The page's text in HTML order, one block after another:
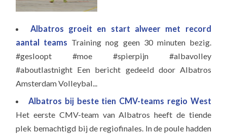
Albatros groeit en start alweer met record
aantal teams Training nog geen 30 minuten bezig.
#gesloopt #moe #spierpijn #albavolley
#aboutlastnight Een bericht gedeeld door Albatros
Amsterdam Volleybal...
Albatros bij beste tien CMV-teams regio West
Het eerste CMV-team van Albatros heeft de tiende
plek bemachtigd bij de regiofinales. In de poule hadden